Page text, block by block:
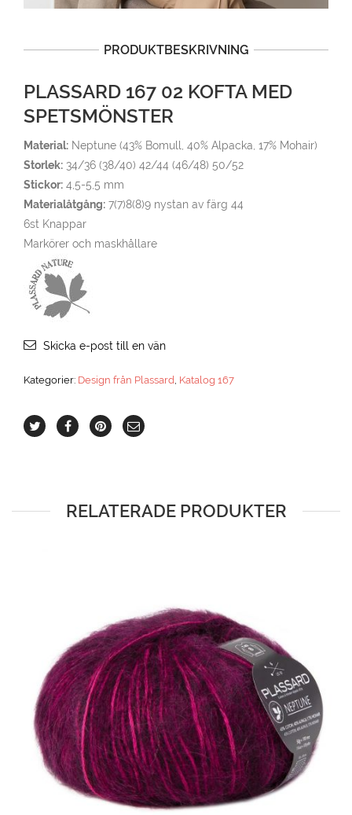
PRODUKTBESKRIVNING
PLASSARD 167 02 KOFTA MED
SPETSMÖNSTER
Material: Neptune (43% Bomull, 40% Alpacka, 17% Mohair)
Storlek: 34/36 (38/40) 42/44 (46/48) 50/52
Stickor: 4,5-5,5 mm
Materialåtgång: 7(7)8(8)9 nystan av färg 44
6st Knappar
Markörer och maskhållare
Skicka e-post till en vän
Kategorier: Design från Plassard Katalog 167
RELATERADE PRODUKTER